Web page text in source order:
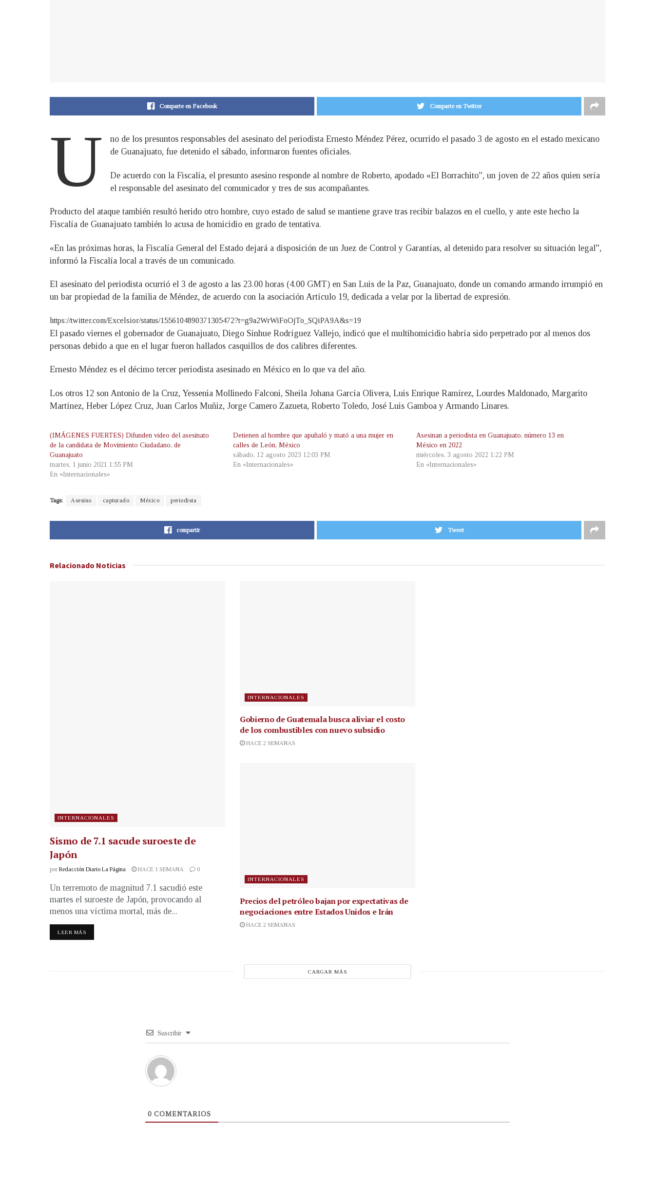
Comparte en Facebook Comparte en Twitter
U
no de los presuntos responsables del asesinato del periodista Ernesto Méndez Pérez, ocurrido el pasado 3 de agosto en el estado mexicano
de Guanajuato, fue detenido el sábado, informaron fuentes oficiales.
De acuerdo con la Fiscalía, el presunto asesino responde al nombre de Roberto, apodado «El Borrachito”, un joven de 22 años quien sería
el responsable del asesinato del comunicador y tres de sus acompañantes.
Producto del ataque también resultó herido otro hombre, cuyo estado de salud se mantiene grave tras recibir balazos en el cuello, y ante este hecho la
Fiscalía de Guanajuato también lo acusa de homicidio en grado de tentativa.
«En las próximas horas, la Fiscalía General del Estado dejará a disposición de un Juez de Control y Garantías, al detenido para resolver su situación legal”,
informó la Fiscalía local a través de un comunicado.
El asesinato del periodista ocurrió el 3 de agosto a las 23.00 horas (4.00 GMT) en San Luis de la Paz, Guanajuato, donde un comando armando irrumpió en
un bar propiedad de la familia de Méndez, de acuerdo con la asociación Artículo 19, dedicada a velar por la libertad de expresión.
https://twitter.com/Excelsior/status/1556104890371305472?t=g9a2WrWiFoOjTo_SQiPA9A&s=19
El pasado viernes el gobernador de Guanajuato, Diego Sinhue Rodríguez Vallejo, indicó que el multihomicidio habría sido perpetrado por al menos dos
personas debido a que en el lugar fueron hallados casquillos de dos calibres diferentes.
Ernesto Méndez es el décimo tercer periodista asesinado en México en lo que va del año.
Los otros 12 son Antonio de la Cruz, Yessenia Mollinedo Falconi, Sheila Johana García Olivera, Luis Enrique Ramírez, Lourdes Maldonado, Margarito
Martínez, Heber López Cruz, Juan Carlos Muñiz, Jorge Camero Zazueta, Roberto Toledo, José Luis Gamboa y Armando Linares.
(IMÁGENES FUERTES) Difunden video del asesinato
de la candidata de Movimiento Ciudadano, de
Guanajuato
martes, 1 junio 2021 1:55 PM
En «Internacionales»
Detienen al hombre que apuñaló y mató a una mujer en
calles de León, México
sábado, 12 agosto 2023 12:03 PM
En «Internacionales»
Asesinan a periodista en Guanajuato, número 13 en
México en 2022
miércoles, 3 agosto 2022 1:22 PM
En «Internacionales»
Tags: Asesino capturado México periodista
compartir Tweet
Relacionado Noticias
INTERNACIONALES
Sismo de 7.1 sacude suroeste de
Japón
por Redacción Diario La Página HACE 1 SEMANA 0
Un terremoto de magnitud 7.1 sacudió este
martes el suroeste de Japón, provocando al
menos una víctima mortal, más de...
LEER MÁS
INTERNACIONALES
Gobierno de Guatemala busca aliviar el costo
de los combustibles con nuevo subsidio
HACE 2 SEMANAS
INTERNACIONALES
Precios del petróleo bajan por expectativas de
negociaciones entre Estados Unidos e Irán
HACE 2 SEMANAS
CARGAR MÁS
Suscribir
0 COMENTARIOS